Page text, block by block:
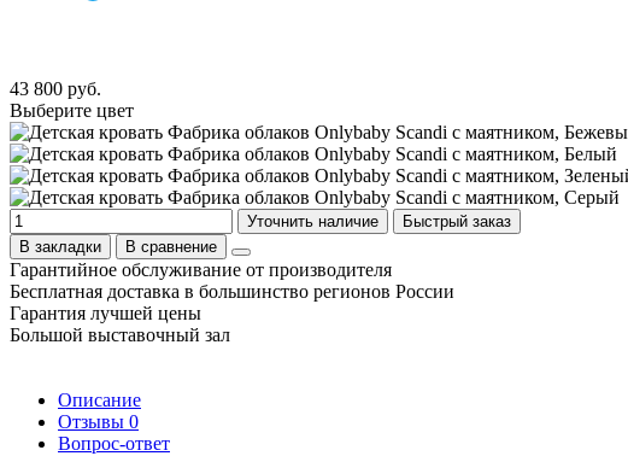
43 800 руб.
Выберите цвет
Уточнить наличие
Быстрый заказ
В закладки
В сравнение
Гарантийное обслуживание от производителя
Бесплатная доставка в большинство регионов России
Гарантия лучшей цены
Большой выставочный зал
Описание
Отзывы 0
Вопрос-ответ